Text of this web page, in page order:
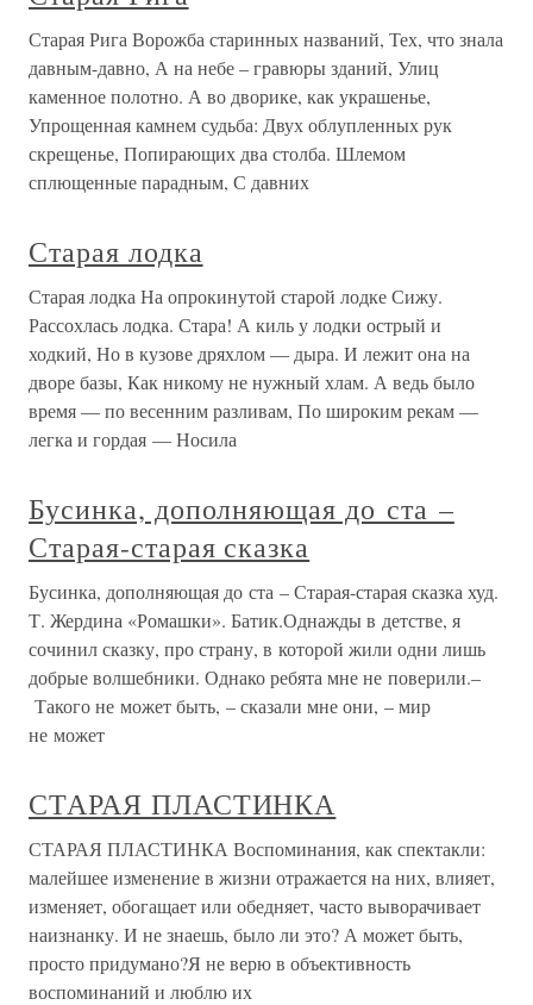
Старая Рига Ворожба старинных названий, Тех, что знала
давным-давно, А на небе – гравюры зданий, Улиц
каменное полотно. А во дворике, как украшенье,
Упрощенная камнем судьба: Двух облупленных рук
скрещенье, Попирающих два столба. Шлемом
сплющенные парадным, С давних
Старая лодка
Старая лодка На опрокинутой старой лодке Сижу.
Рассохлась лодка. Стара! А киль у лодки острый и
ходкий, Но в кузове дряхлом — дыра. И лежит она на
дворе базы, Как никому не нужный хлам. А ведь было
время — по весенним разливам, По широким рекам —
легка и гордая — Носила
Бусинка, дополняющая до ста –
Старая-старая сказка
Бусинка, дополняющая до ста – Старая-старая сказка худ.
Т. Жердина «Ромашки». Батик.Однажды в детстве, я
сочинил сказку, про страну, в которой жили одни лишь
добрые волшебники. Однако ребята мне не поверили.–
Такого не может быть, – сказали мне они, – мир
не может
СТАРАЯ ПЛАСТИНКА
СТАРАЯ ПЛАСТИНКА Воспоминания, как спектакли:
малейшее изменение в жизни отражается на них, влияет,
изменяет, обогащает или обедняет, часто выворачивает
наизнанку. И не знаешь, было ли это? А может быть,
просто придумано?Я не верю в объективность
воспоминаний и люблю их